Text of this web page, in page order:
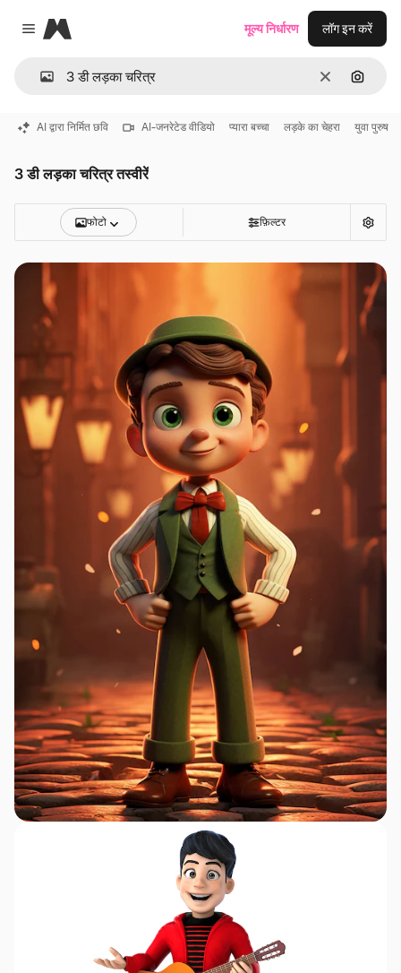
Close menu
Magnific
साफ़ इमेज से
मूल्य निर्धारण लॉग इन करें
AI द्वारा निर्मित छवि AI-जनरेटेड वीडियो प्यारा बच्चा लड़के का चेहरा युवा पुरुष
3 डी लड़का चरित्र तस्वीरें
फोटो फ़िल्टर